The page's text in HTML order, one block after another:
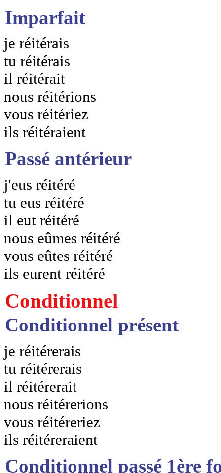
Imparfait
je réitérais
tu réitérais
il réitérait
nous réitérions
vous réitériez
ils réitéraient
Passé antérieur
j'eus réitéré
tu eus réitéré
il eut réitéré
nous eûmes réitéré
vous eûtes réitéré
ils eurent réitéré
Conditionnel
Conditionnel présent
je réitérerais
tu réitérerais
il réitérerait
nous réitérerions
vous réitéreriez
ils réitéreraient
Conditionnel passé 1ère